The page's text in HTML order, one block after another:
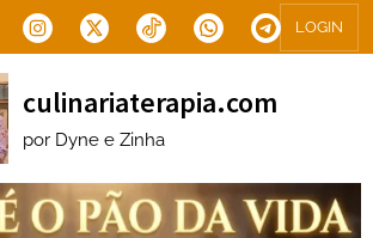
Instagram
X.com Tiktok WhatsAppTelegram
LOGIN
culinariaterapia.com
por Dyne e Zinha